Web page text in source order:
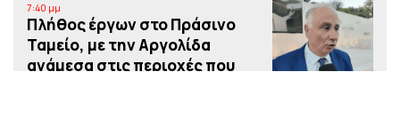
7:40 μμ
Πλήθος έργων στο Πράσινο
Ταμείο, με την Αργολίδα
ανάμεσα στις περιοχές που